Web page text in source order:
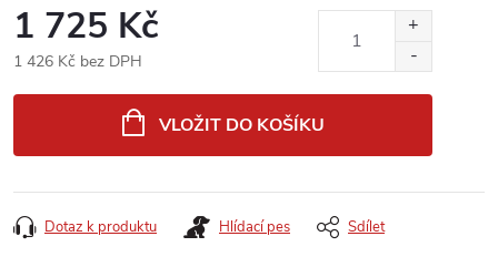
1 725 Kč
1 426 Kč bez DPH
VLOŽIT DO KOŠÍKU
Dotaz k produktu Hlídací pes Sdílet